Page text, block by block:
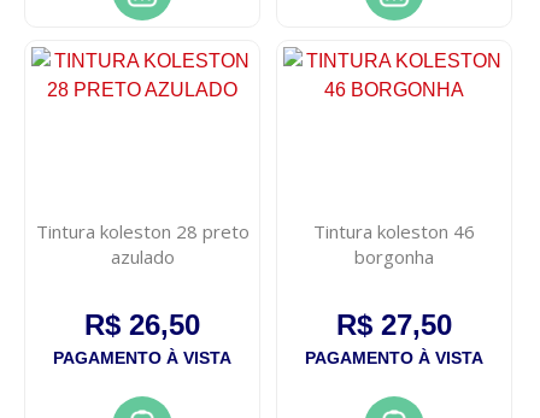
Tintura koleston 28 preto
azulado
R$ 26,50
PAGAMENTO À VISTA
Tintura koleston 46
borgonha
R$ 27,50
PAGAMENTO À VISTA